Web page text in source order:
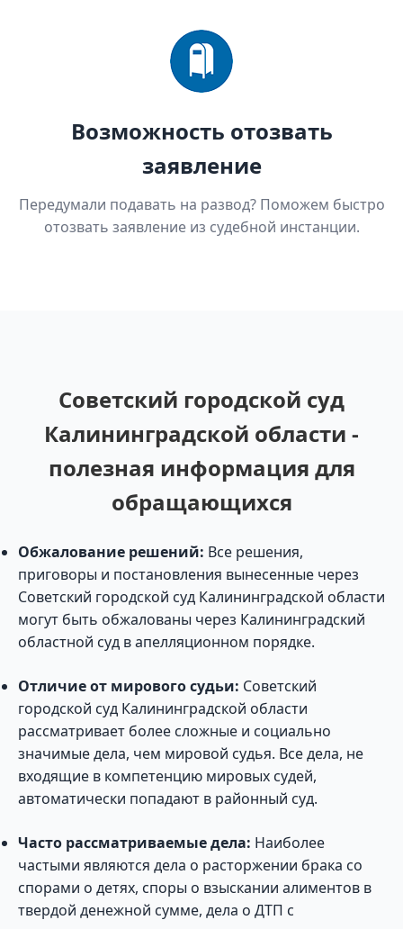
Возможность отозвать
заявление
Передумали подавать на развод? Поможем быстро
отозвать заявление из судебной инстанции.
Советский городской суд
Калининградской области -
полезная информация для
обращающихся
Обжалование решений: Все решения,
приговоры и постановления вынесенные через
Советский городской суд Калининградской области
могут быть обжалованы через Калининградский
областной суд в апелляционном порядке.
Отличие от мирового судьи: Советский
городской суд Калининградской области
рассматривает более сложные и социально
значимые дела, чем мировой судья. Все дела, не
входящие в компетенцию мировых судей,
автоматически попадают в районный суд.
Часто рассматриваемые дела: Наиболее
частыми являются дела о расторжении брака со
спорами о детях, споры о взыскании алиментов в
твердой денежной сумме, дела о ДТП с